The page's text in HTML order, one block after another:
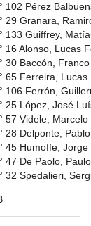
102 Pérez
29 Granara,
133 Guiffrey,
16 Alonso, Lucas
30 Baccón,
65 Ferreira,
106 Ferrón,
25 López, José
57 Videle,
28 Delponte,
45 Humoffe,
47 De Paolo,
32 Spedalieri,